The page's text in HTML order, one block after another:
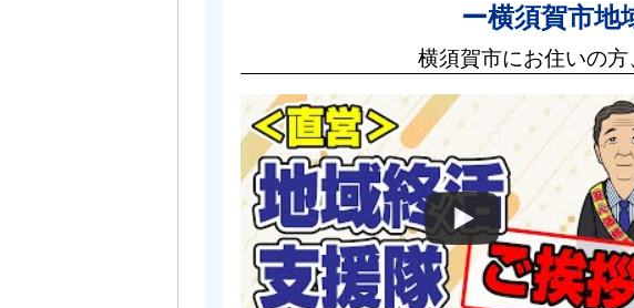
ー横須賀市地
横須賀市にお住いの